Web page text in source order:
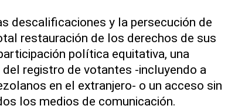
descalificaciones y la persecución de
restauración de los derechos de sus
política equitativa, una
registro de votantes -incluyendo a
en el extranjero- o un acceso sin
los medios de comunicación.